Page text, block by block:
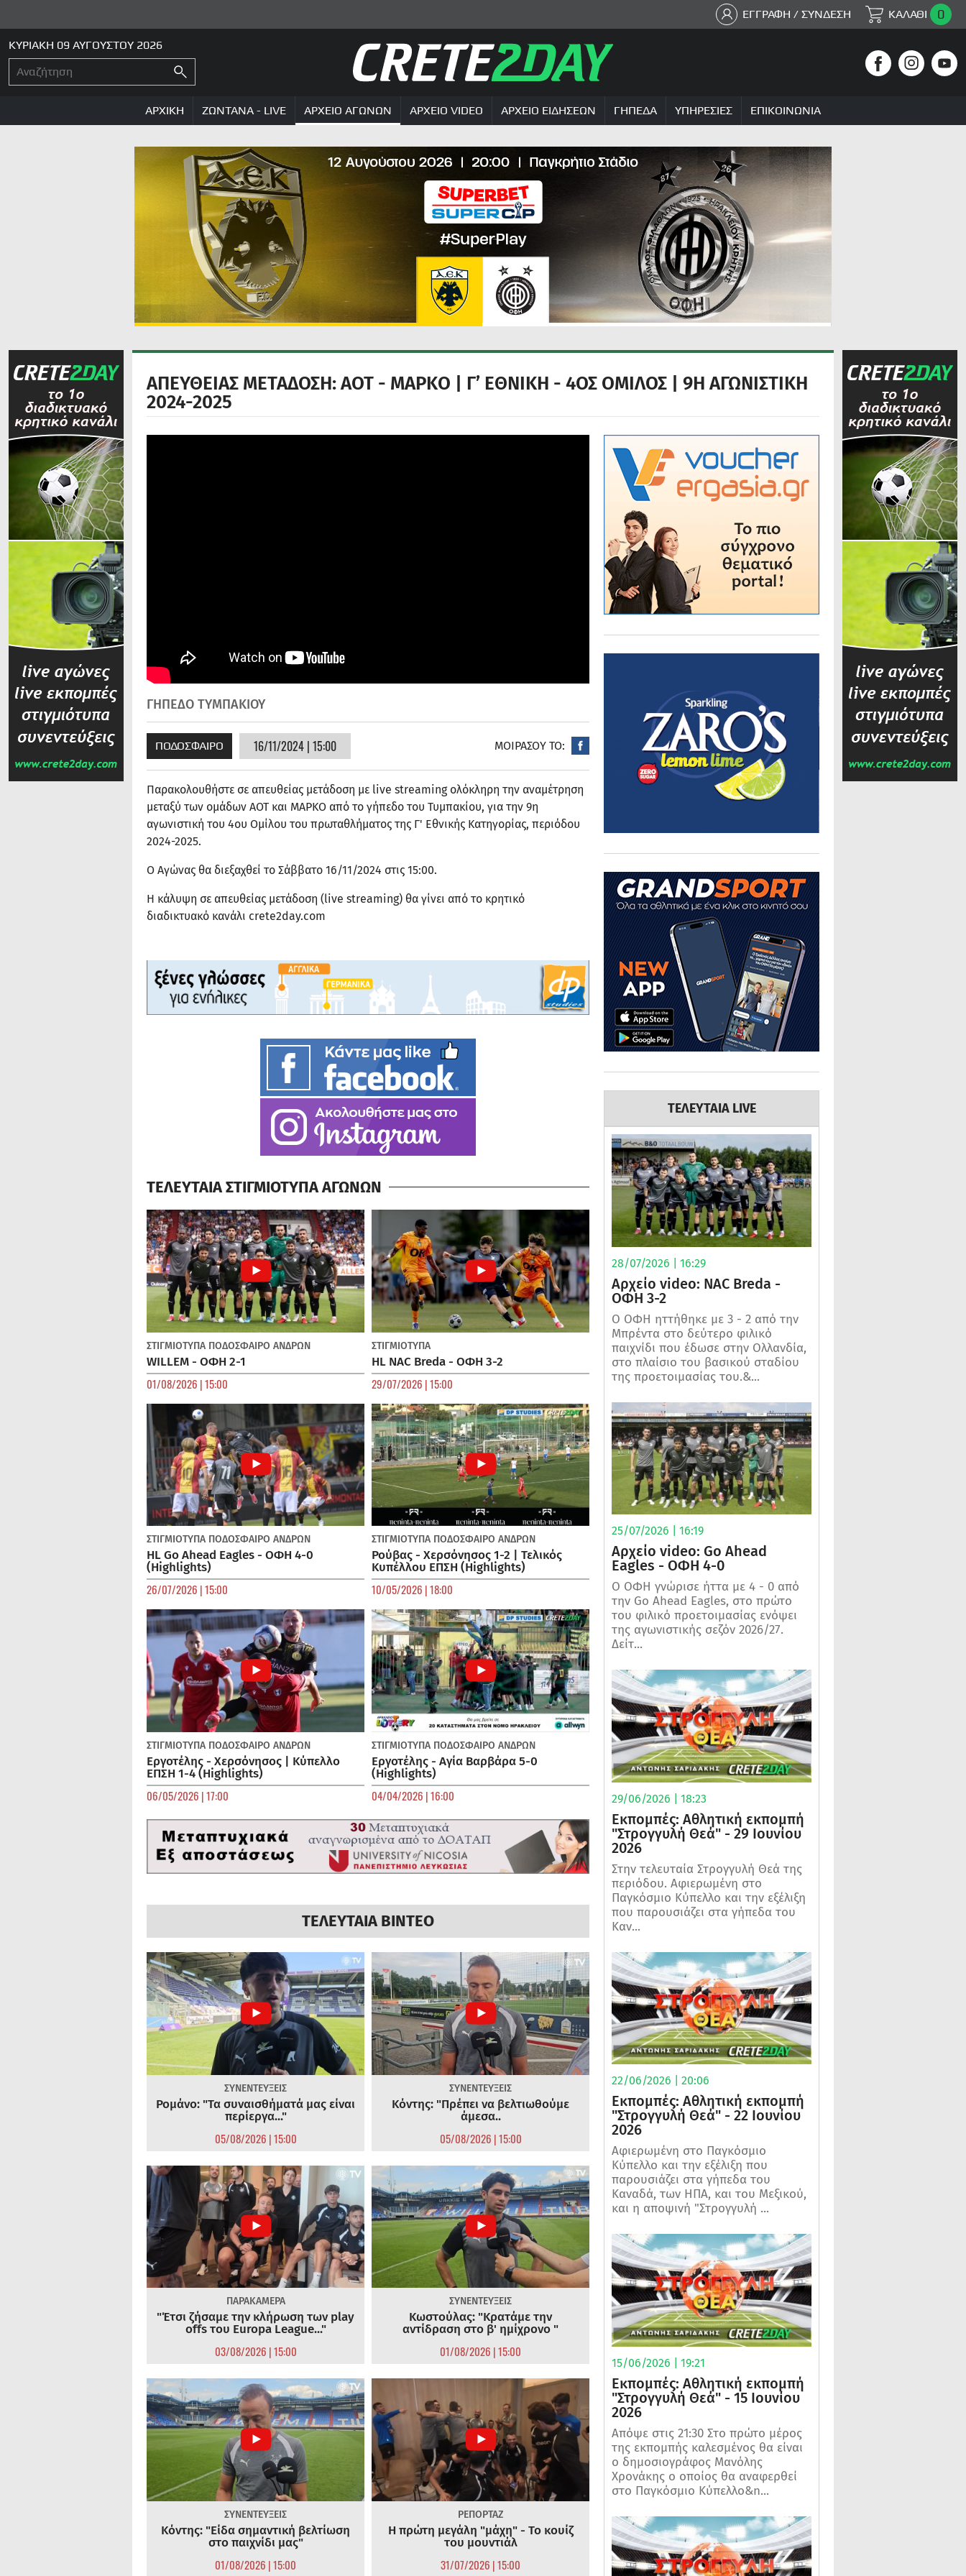
ΕΓΓΡΑΦΗ / ΣΥΝΔΕΣΗ ΚΑΛΑΘΙ 0
ΚΥΡΙΑΚΗ 09 ΑΥΓΟΥΣΤΟΥ 2026
ΑΡΧΙΚΗ ΖΩΝΤΑΝΑ - LIVE ΑΡΧΕΙΟ ΑΓΩΝΩΝ ΑΡΧΕΙΟ VIDEO ΑΡΧΕΙΟ ΕΙΔΗΣΕΩΝ ΓΗΠΕΔΑ ΥΠΗΡΕΣΙΕΣ ΕΠΙΚΟΙΝΩΝΙΑ
ΑΠΕΥΘΕΙΑΣ ΜΕΤΑΔΟΣΗ: ΑΟΤ - ΜΑΡΚΟ | Γ’ ΕΘΝΙΚΗ - 4ΟΣ ΟΜΙΛΟΣ | 9Η ΑΓΩΝΙΣΤΙΚΗ
2024-2025
ΓΗΠΕΔΟ ΤΥΜΠΑΚΙΟΥ
ΠΟΔΟΣΦΑΙΡΟ 16/11/2024 | 15:00 ΜΟΙΡΑΣΟΥ ΤΟ:
Παρακολουθήστε σε απευθείας μετάδοση με live streaming ολόκληρη την αναμέτρηση
μεταξύ των ομάδων ΑΟΤ και ΜΑΡΚΟ από το γήπεδο του Τυμπακίου, για την 9η
αγωνιστική του 4ου Ομίλου του πρωταθλήματος της Γ' Εθνικής Κατηγορίας, περιόδου
2024-2025.
Ο Αγώνας θα διεξαχθεί το Σάββατο 16/11/2024 στις 15:00.
Η κάλυψη σε απευθείας μετάδοση (live streaming) θα γίνει από το κρητικό
διαδικτυακό κανάλι crete2day.com
ΤΕΛΕΥΤΑΙΑ ΣΤΙΓΜΙΟΤΥΠΑ ΑΓΩΝΩΝ
ΣΤΙΓΜΙΟΤΥΠΑ ΠΟΔΌΣΦΑΙΡΟ ΑΝΔΡΏΝ
WILLEM - ΟΦΗ 2-1
01/08/2026 | 15:00
ΣΤΙΓΜΙΟΤΥΠΑ
HL NAC Breda - ΟΦΗ 3-2
29/07/2026 | 15:00
ΣΤΙΓΜΙΟΤΥΠΑ ΠΟΔΌΣΦΑΙΡΟ ΑΝΔΡΏΝ
HL Go Ahead Eagles - ΟΦΗ 4-0
(Highlights)
26/07/2026 | 15:00
ΣΤΙΓΜΙΟΤΥΠΑ ΠΟΔΌΣΦΑΙΡΟ ΑΝΔΡΏΝ
Ρούβας - Χερσόνησος 1-2 | Τελικός
Κυπέλλου ΕΠΣΗ (Highlights)
10/05/2026 | 18:00
ΣΤΙΓΜΙΟΤΥΠΑ ΠΟΔΌΣΦΑΙΡΟ ΑΝΔΡΏΝ
Εργοτέλης - Χερσόνησος | Κύπελλο
ΕΠΣΗ 1-4 (Highlights)
06/05/2026 | 17:00
ΣΤΙΓΜΙΟΤΥΠΑ ΠΟΔΌΣΦΑΙΡΟ ΑΝΔΡΏΝ
Εργοτέλης - Αγία Βαρβάρα 5-0
(Highlights)
04/04/2026 | 16:00
ΤΕΛΕΥΤΑΙΑ ΒΙΝΤΕΟ
ΣΥΝΕΝΤΕΥΞΕΙΣ
Ρομάνο: "Τα συναισθήματά μας είναι
περίεργα..."
05/08/2026 | 15:00
ΣΥΝΕΝΤΕΥΞΕΙΣ
Κόντης: "Πρέπει να βελτιωθούμε
άμεσα..
05/08/2026 | 15:00
ΠΑΡΑΚΑΜΕΡΑ
"Έτσι ζήσαμε την κλήρωση των play
offs του Europa League..."
03/08/2026 | 15:00
ΣΥΝΕΝΤΕΥΞΕΙΣ
Κωστούλας: "Κρατάμε την
αντίδραση στο β' ημίχρονο "
01/08/2026 | 15:00
ΣΥΝΕΝΤΕΥΞΕΙΣ
Κόντης: "Είδα σημαντική βελτίωση
στο παιχνίδι μας"
01/08/2026 | 15:00
ΡΕΠΟΡΤΑΖ
Η πρώτη μεγάλη "μάχη" - Το κουίζ
του μουντιάλ
31/07/2026 | 15:00
ΤΕΛΕΥΤΑΙΑ LIVE
28/07/2026 | 16:29
Αρχείο video: NAC Breda -
ΟΦΗ 3-2
Ο ΟΦΗ ηττήθηκε με 3 - 2 από την
Μπρέντα στο δεύτερο φιλικό
παιχνίδι που έδωσε στην Ολλανδία,
στο πλαίσιο του βασικού σταδίου
της προετοιμασίας του.&...
25/07/2026 | 16:19
Αρχείο video: Go Ahead
Eagles - ΟΦΗ 4-0
Ο ΟΦΗ γνώρισε ήττα με 4 - 0 από
την Go Ahead Eagles, στο πρώτο
του φιλικό προετοιμασίας ενόψει
της αγωνιστικής σεζόν 2026/27.
Δείτ...
29/06/2026 | 18:23
Εκπομπές: Αθλητική εκπομπή
"Στρογγυλή Θεά" - 29 Ιουνίου
2026
Στην τελευταία Στρογγυλή Θεά της
περιόδου. Αφιερωμένη στο
Παγκόσμιο Κύπελλο και την εξέλιξη
που παρουσιάζει στα γήπεδα του
Καν...
22/06/2026 | 20:06
Εκπομπές: Αθλητική εκπομπή
"Στρογγυλή Θεά" - 22 Ιουνίου
2026
Αφιερωμένη στο Παγκόσμιο
Κύπελλο και την εξέλιξη που
παρουσιάζει στα γήπεδα του
Καναδά, των ΗΠΑ, και του Μεξικού,
και η αποψινή "Στρογγυλή ...
15/06/2026 | 19:21
Εκπομπές: Αθλητική εκπομπή
"Στρογγυλή Θεά" - 15 Ιουνίου
2026
Απόψε στις 21:30 Στο πρώτο μέρος
της εκπομπής καλεσμένος θα είναι
ο δημοσιογράφος Μανόλης
Χρονάκης ο οποίος θα αναφερθεί
στο Παγκόσμιο Κύπελλο&n...